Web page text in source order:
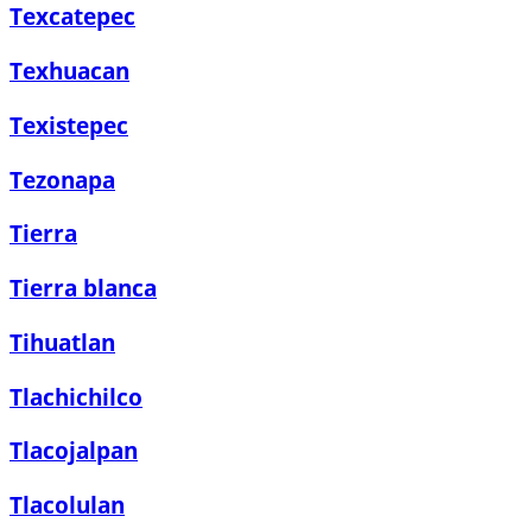
Texcatepec
Texhuacan
Texistepec
Tezonapa
Tierra
Tierra blanca
Tihuatlan
Tlachichilco
Tlacojalpan
Tlacolulan